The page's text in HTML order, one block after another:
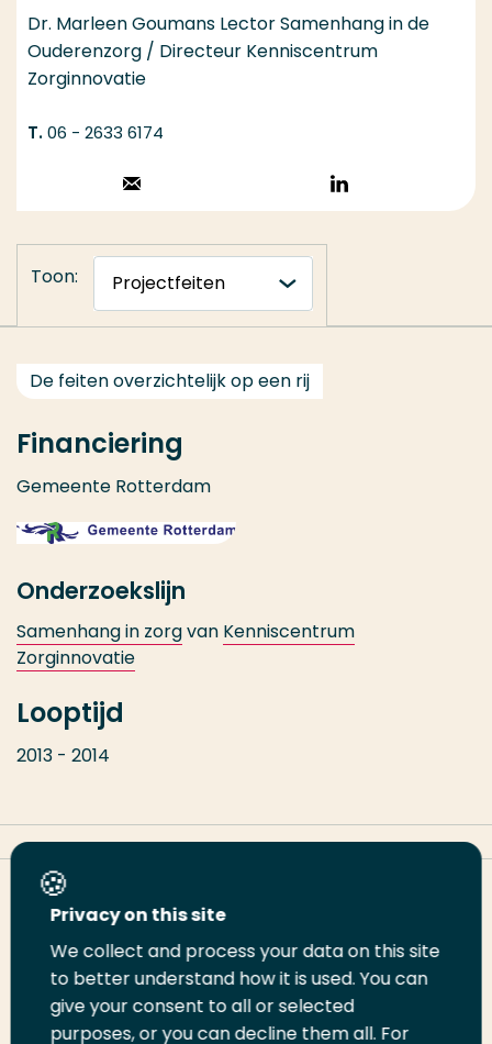
Dr. Marleen Goumans Lector Samenhang in de
Ouderenzorg / Directeur Kenniscentrum
Zorginnovatie
06 - 2633 6174
Stuur een email
Volg op
LinkedIn
Toon:
De feiten overzichtelijk op een rij
Financiering
Gemeente Rotterdam
Onderzoekslijn
Samenhang in zorgvan Kenniscentrum
Zorginnovatie
Looptijd
2013 - 2014
Deel deze pagina
DeelDeel
op
Deel
op
Email
deze
Print
deze
Privacy on this site
We collect and process your data on this site
to better understand how it is used. You can
give your consent to all or selected
purposes, or you can decline them all. For